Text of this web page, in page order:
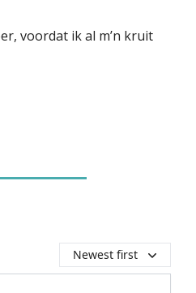
voordat ik al m’n kruit
Newest first